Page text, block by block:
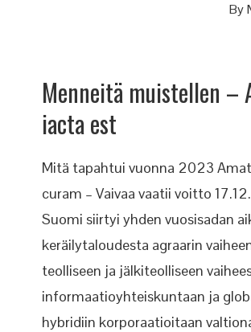
By
Menneitä muistellen –
iacta est
Mitä tapahtui vuonna 2023
curam – Vaivaa vaatii voitto
Suomi siirtyi yhden vuosisadan
keräilytaloudesta agraarin
teolliseen ja jälkiteolliseen
informaatioyhteiskuntaan ja
hybridiin korporaatioitaan